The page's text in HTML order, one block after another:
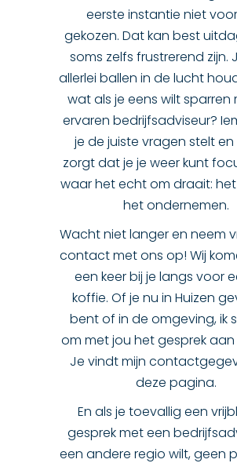
eerste instantie niet
gekozen. Dat kan best
soms zelfs frustrerend zijn.
allerlei ballen in de lucht
wat als je eens wilt sparren
ervaren bedrijfsadviseur?
je de juiste vragen stelt
zorgt dat je je weer kunt
waar het echt om draait: het
het ondernemen.
Wacht niet langer en neem
contact met ons op! Wij
een keer bij je langs voor
koffie. Of je nu in Huizen
bent of in de omgeving, ik
om met jou het gesprek
Je vindt mijn
deze pagina.
En als je toevallig een
gesprek met een
een andere regio wilt, geen